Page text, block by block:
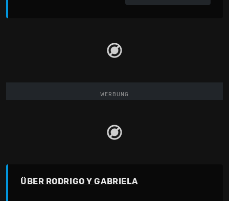
WERBUNG
ÜBER RODRIGO Y GABRIELA